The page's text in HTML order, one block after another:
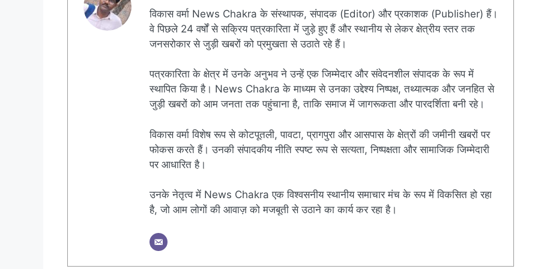
विकास वर्मा News Chakra के संस्थापक, संपादक (Editor) और प्रकाशक (Publisher) हैं।
वे पिछले 24 वर्षों से सक्रिय पत्रकारिता में जुड़े हुए हैं और स्थानीय से लेकर क्षेत्रीय स्तर तक
जनसरोकार से जुड़ी खबरों को प्रमुखता से उठाते रहे हैं।
पत्रकारिता के क्षेत्र में उनके अनुभव ने उन्हें एक जिम्मेदार और संवेदनशील संपादक के रूप में
स्थापित किया है। News Chakra के माध्यम से उनका उद्देश्य निष्पक्ष, तथ्यात्मक और जनहित से
जुड़ी खबरों को आम जनता तक पहुंचाना है, ताकि समाज में जागरूकता और पारदर्शिता बनी रहे।
विकास वर्मा विशेष रूप से कोटपूतली, पावटा, प्रागपुरा और आसपास के क्षेत्रों की जमीनी खबरों पर
फोकस करते हैं। उनकी संपादकीय नीति स्पष्ट रूप से सत्यता, निष्पक्षता और सामाजिक जिम्मेदारी
पर आधारित है।
उनके नेतृत्व में News Chakra एक विश्वसनीय स्थानीय समाचार मंच के रूप में विकसित हो रहा
है, जो आम लोगों की आवाज़ को मजबूती से उठाने का कार्य कर रहा है।